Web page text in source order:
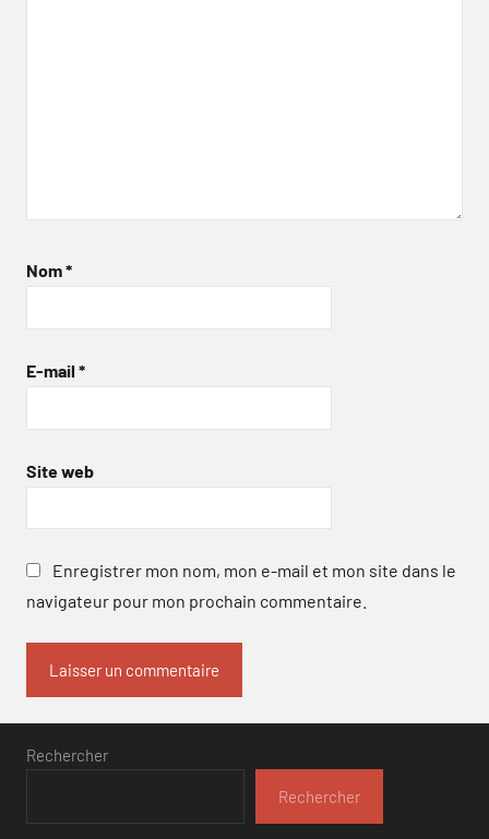
Nom*
E-mail *
Site web
Enregistrer mon nom, mon e-mail et mon site dans le
navigateur pour mon prochain commentaire.
Rechercher
Rechercher